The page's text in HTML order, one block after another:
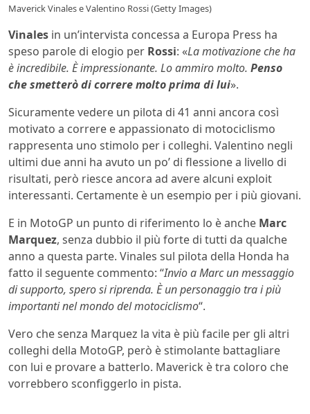
Maverick Vinales e Valentino Rossi (Getty Images)
Vinales in un’intervista concessa a Europa Press ha
speso parole di elogio per Rossi: «La motivazione che ha
è incredibile. È impressionante. Lo ammiro molto. Penso
che smetterò di correre molto prima di lui».
Sicuramente vedere un pilota di 41 anni ancora così
motivato a correre e appassionato di motociclismo
rappresenta uno stimolo per i colleghi. Valentino negli
ultimi due anni ha avuto un po’ di flessione a livello di
risultati, però riesce ancora ad avere alcuni exploit
interessanti. Certamente è un esempio per i più giovani.
E in MotoGP un punto di riferimento lo è anche Marc
Marquez, senza dubbio il più forte di tutti da qualche
anno a questa parte. Vinales sul pilota della Honda ha
fatto il seguente commento: “Invio a Marc un messaggio
di supporto, spero si riprenda. È un personaggio tra i più
importanti nel mondo del motociclismo“.
Vero che senza Marquez la vita è più facile per gli altri
colleghi della MotoGP, però è stimolante battagliare
con lui e provare a batterlo. Maverick è tra coloro che
vorrebbero sconfiggerlo in pista.